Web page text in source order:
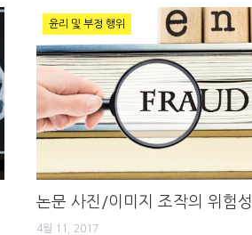
윤리 및 부정 행위
논문 사진/이미지 조작의 위험성
4월 11, 2017